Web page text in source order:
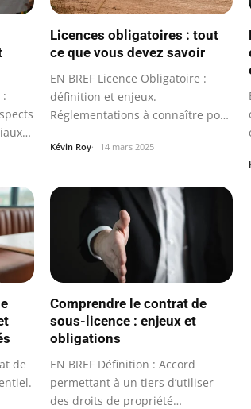
:
Licences obligatoires : tout
ce que vous devez savoir
EN BREF Licence Obligatoire :
définition et enjeux.
Réglementations à connaître pour
Kévin Roy 14 mars 2025
de
Comprendre le contrat de
sous-licence : enjeux et
obligations
EN BREF Définition : Accord
permettant à un tiers d’utiliser
des droits de propriété…